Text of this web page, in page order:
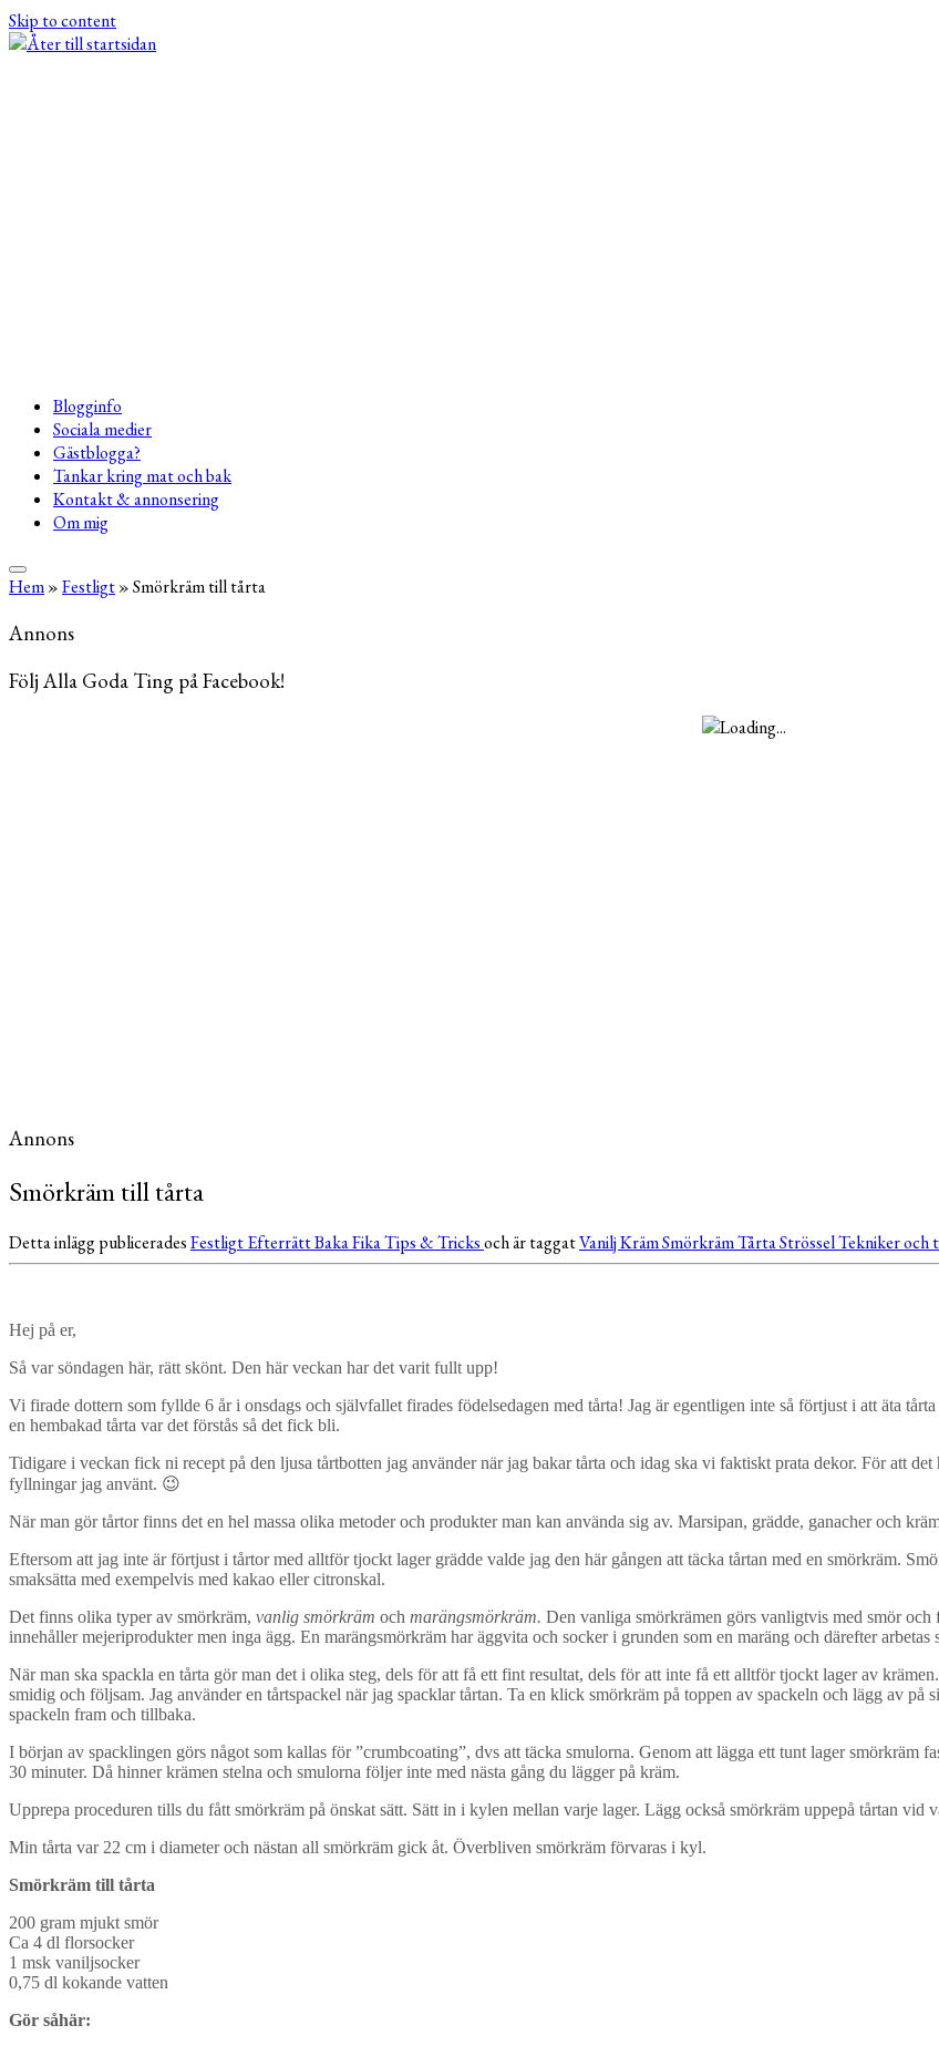
Skip to content
Blogginfo
Sociala medier
Gästblogga?
Tankar kring mat och bak
Kontakt & annonsering
Om mig
Hem»Festligt»Smörkräm till tårta
Annons
Följ Alla Goda Ting på Facebook!
Annons
Smörkräm till tårta
Detta inlägg publiceradesFestligtEfterrättBakaFikaTips & Tricksoch är taggatVaniljKrämSmörkrämTårtaStrösselTekniker och
Hej på er,
Så var söndagen här, rätt skönt. Den här veckan har det varit fullt upp!
Vi firade dottern som fyllde 6 år i onsdags och självfallet firades födelsedagen med tårta! Jag är egentligen inte så förtjust i att äta
en hembakad tårta var det förstås så det fick bli.
Tidigare i veckan fick ni recept på den ljusa tårtbotten jag använder när jag bakar tårta och idag ska vi faktiskt prata dekor. För att
fyllningar jag använt. 😉
När man gör tårtor finns det en hel massa olika metoder och produkter man kan använda sig av. Marsipan, grädde, ganacher och
Eftersom att jag inte är förtjust i tårtor med alltför tjockt lager grädde valde jag den här gången att täcka tårtan med en smörkräm.
smaksätta med exempelvis med kakao eller citronskal.
Det finns olika typer av smörkräm, vanlig smörkräm och marängsmörkräm. Den vanliga smörkrämen görs vanligtvis med smör
innehåller mejeriprodukter men inga ägg. En marängsmörkräm har äggvita och socker i grunden som en maräng och därefter
När man ska spackla en tårta gör man det i olika steg, dels för att få ett fint resultat, dels för att inte få ett alltför tjockt lager av
smidig och följsam. Jag använder en tårtspackel när jag spacklar tårtan. Ta en klick smörkräm på toppen av spackeln och lägg av
spackeln fram och tillbaka.
I början av spacklingen görs något som kallas för ”crumbcoating”, dvs att täcka smulorna. Genom att lägga ett tunt lager smörkräm
30 minuter. Då hinner krämen stelna och smulorna följer inte med nästa gång du lägger på kräm.
Upprepa proceduren tills du fått smörkräm på önskat sätt. Sätt in i kylen mellan varje lager. Lägg också smörkräm uppepå tårtan vid
Min tårta var 22 cm i diameter och nästan all smörkräm gick åt. Överbliven smörkräm förvaras i kyl.
Smörkräm till tårta
200 gram mjukt smör
Ca 4 dl florsocker
1 msk vaniljsocker
0,75 dl kokande vatten
Gör såhär: